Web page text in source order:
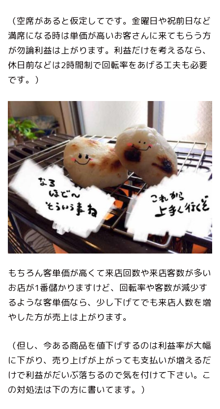
（空席があると仮定してです。金曜日や祝前日など
満席になる時は単価が高いお客さんに来てもらう方
が勿論利益は上がります。利益だけを考えるなら、
休日前などは2時間制で回転率をあげる工夫も必要
です。）
もちろん客単価が高くて来店回数や来店客数が多い
お店が1番儲かりますけど、回転率や客数が減少す
るような客単価なら、少し下げてでも来店人数を増
やした方が売上は上がります。
（但し、今ある商品を値下げするのは利益率が大幅
に下がり、売り上げが上がっても支払いが増えるだ
けで利益がだいぶ落ちるので気を付けて下さい。こ
の対処法は下の方に書いてます。）